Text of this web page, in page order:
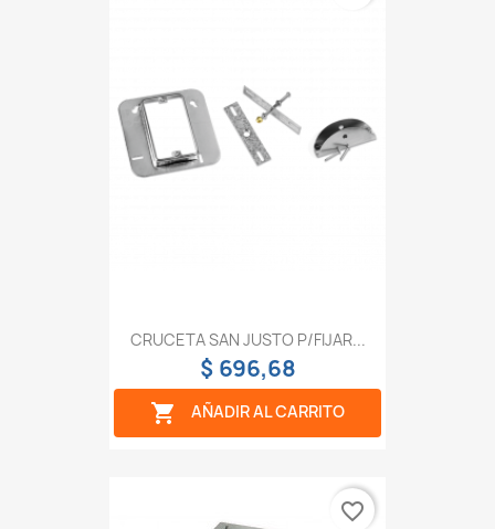
CRUCETA SAN JUSTO P/FIJAR...
$ 696,68
 AÑADIR AL CARRITO
favorite_border